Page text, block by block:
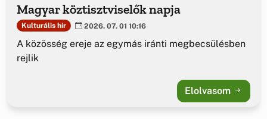
Magyar köztisztviselők napja
Kulturális hír 2026. 07. 01 10:16
A közösség ereje az egymás iránti megbecsülésben
rejlik
Elolvasom